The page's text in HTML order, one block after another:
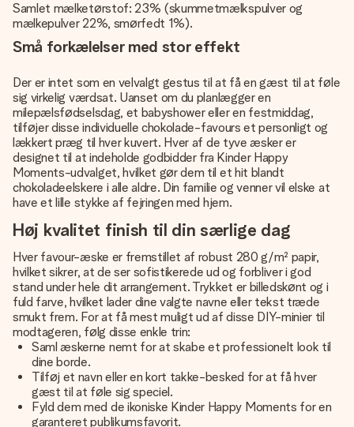
Samlet mælketørstof: 23% (skummetmælkspulver og
mælkepulver 22%, smørfedt 1%).
Små forkælelser med stor effekt
Der er intet som en velvalgt gestus til at få en gæst til at føle
sig virkelig værdsat. Uanset om du planlægger en
milepælsfødselsdag, et babyshower eller en festmiddag,
tilføjer disse individuelle chokolade-favours et personligt og
lækkert præg til hver kuvert. Hver af de tyve æsker er
designet til at indeholde godbidder fra Kinder Happy
Moments-udvalget, hvilket gør dem til et hit blandt
chokoladeelskere i alle aldre. Din familie og venner vil elske at
have et lille stykke af fejringen med hjem.
Høj kvalitet finish til din særlige dag
Hver favour-æske er fremstillet af robust 280 g/m² papir,
hvilket sikrer, at de ser sofistikerede ud og forbliver i god
stand under hele dit arrangement. Trykket er billedskønt og i
fuld farve, hvilket lader dine valgte navne eller tekst træde
smukt frem. For at få mest muligt ud af disse DIY-minier til
modtageren, følg disse enkle trin:
Saml æskerne nemt for at skabe et professionelt look til
dine borde.
Tilføj et navn eller en kort takke-besked for at få hver
gæst til at føle sig speciel.
Fyld dem med de ikoniske Kinder Happy Moments for en
garanteret publikumsfavorit.